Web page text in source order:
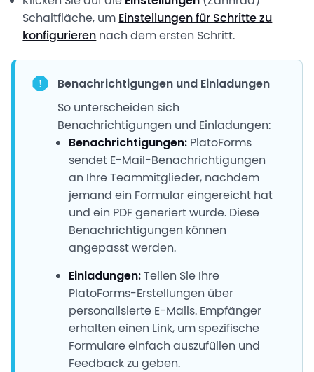
Schaltfläche, um Einstellungen für Schritte zu
konfigurieren nach dem ersten Schritt.
Benachrichtigungen und Einladungen
So unterscheiden sich
Benachrichtigungen und Einladungen:
Benachrichtigungen: PlatoForms
sendet E-Mail-Benachrichtigungen
an Ihre Teammitglieder, nachdem
jemand ein Formular eingereicht hat
und ein PDF generiert wurde. Diese
Benachrichtigungen können
angepasst werden.
Einladungen:Teilen Sie Ihre
PlatoForms-Erstellungen über
personalisierte E-Mails. Empfänger
erhalten einen Link, um spezifische
Formulare einfach auszufüllen und
Feedback zu geben.